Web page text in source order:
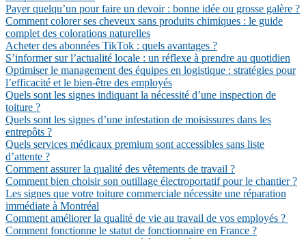
Payer quelqu’un pour faire un devoir : bonne idée ou grosse galère ?
Comment colorer ses cheveux sans produits chimiques : le guide
complet des colorations naturelles
Acheter des abonnées TikTok : quels avantages ?
S’informer sur l’actualité locale : un réflexe à prendre au quotidien
Optimiser le management des équipes en logistique : stratégies pour
l’efficacité et le bien-être des employés
Quels sont les signes indiquant la nécessité d’une inspection de
toiture ?
Quels sont les signes d’une infestation de moisissures dans les
entrepôts ?
Quels services médicaux premium sont accessibles sans liste
d’attente ?
Comment assurer la qualité des vêtements de travail ?
Comment bien choisir son outillage électroportatif pour le chantier ?
Les signes que votre toiture commerciale nécessite une réparation
immédiate à Montréal
Comment améliorer la qualité de vie au travail de vos employés ?
Comment fonctionne le statut de fonctionnaire en France ?